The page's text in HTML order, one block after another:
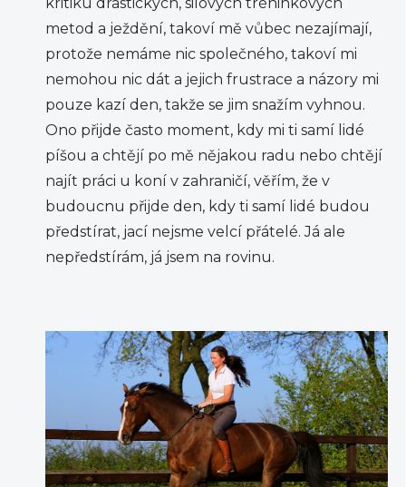
metod a ježdění, takoví mě vůbec nezajímají,
protože nemáme nic společného, takoví mi
nemohou nic dát a jejich frustrace a názory mi
pouze kazí den, takže se jim snažím vyhnou.
Ono přijde často moment, kdy mi ti samí lidé
píšou a chtějí po mě nějakou radu nebo chtějí
najít práci u koní v zahraničí, věřím, že v
budoucnu přijde den, kdy ti samí lidé budou
předstírat, jací nejsme velcí přátelé. Já ale
nepředstírám, já jsem na rovinu.